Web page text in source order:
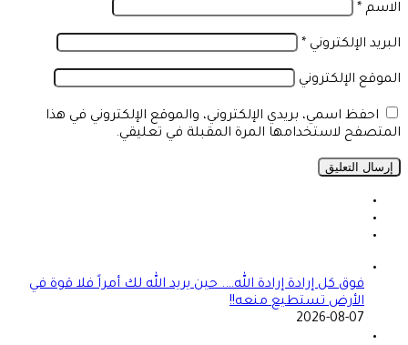
الاسم *
البريد الإلكتروني *
الموقع الإلكتروني
احفظ اسمي، بريدي الإلكتروني، والموقع الإلكتروني في هذا
المتصفح لاستخدامها المرة المقبلة في تعليقي.
فوق كل إرادة إرادة الله…. حين يريد الله لك أمراً فلا قوة في
الأرض تستطيع منعه!!
2026-08-07